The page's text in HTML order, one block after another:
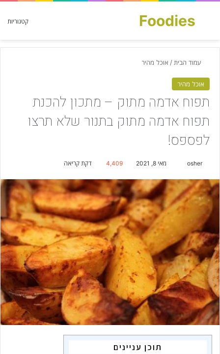
קטגוריות Foodies
חפש עבור
עמוד הבית / אוכל מהיר
אוכל מהיר
תפוח אדמה מתוק – מתכון להכנת
תפוח אדמה מתוק בתנור שלא תרצו
לפספס!
osher
d
a
m
a
l
מאי 8, 2021 4,409 דקת קריאה
תוכן עניינים